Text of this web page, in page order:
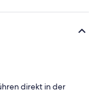
direkt in der